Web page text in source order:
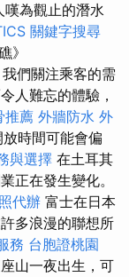
為觀止的潛水
關鍵字搜尋
》
們關注乘客的需
人難忘的體驗，
推薦 外牆防水 外
時間可能會偏
與選擇 在土耳其
正在發生變化。
代辦 富士在日本
多浪漫的聯想所
務 台胞證桃園
山一夜出生，可